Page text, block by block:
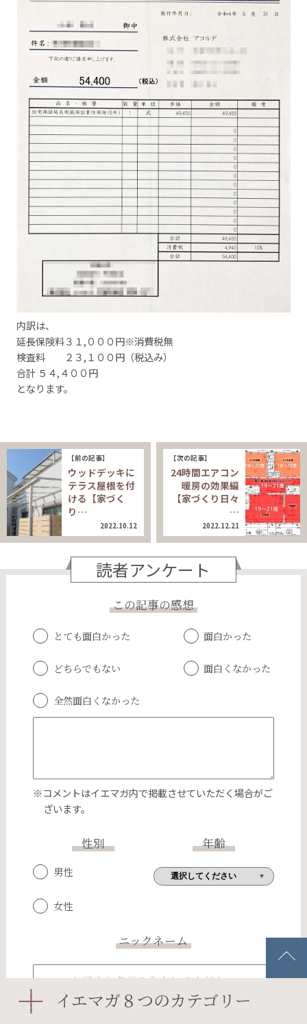
内訳は、
延長保険料３１,０００円※消費税無
検査料 ２３,１００円（税込み）
合計 ５４,４００円
となります。
【前の記事】
ウッドデッキに
テラス屋根を付
ける【家づく
り…
2022.10.12
【次の記事】
24時間エアコン
暖房の効果編
【家づくり日々
…
2022.12.21
読者アンケート
この記事の感想
とても面白かった 面白かった
どちらでもない 面白くなかった
全然面白くなかった
※コメントはイエマガ内で掲載させていただく場合がご
ざいます。
性別
男性
女性
年齢
ニックネーム
イエマガ８つのカテゴリー